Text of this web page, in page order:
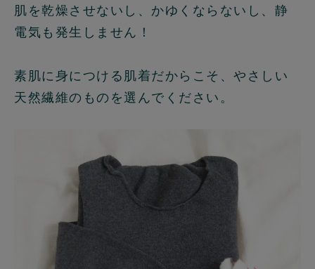
肌を乾燥させないし、かゆくならないし、静
電気も発生しません！
素肌に身につける肌着だからこそ、やさしい
天然繊維のものを選んでください。